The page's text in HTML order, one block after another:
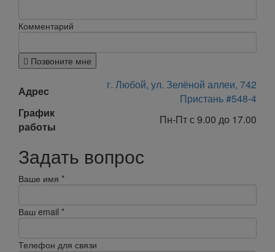
Комментарий
Позвоните мне
Адрес
г. Любой, ул. Зелёной аллеи, 742
Пристань #548-4
График
работы
Пн-Пт с 9.00 до 17.00
Задать вопрос
Ваше имя *
Ваш email *
Телефон для связи